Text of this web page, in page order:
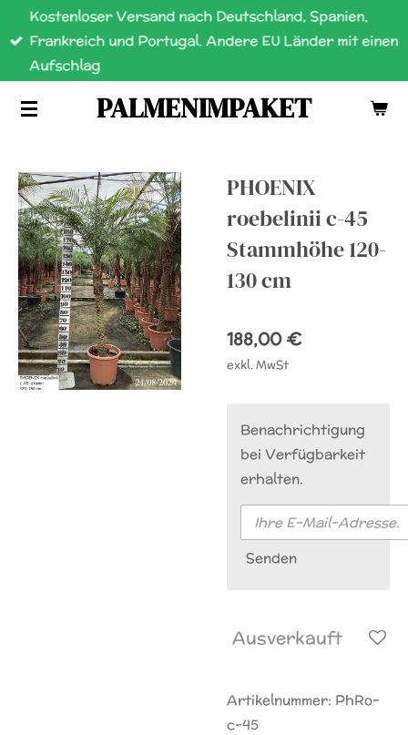
Zum
Hauptinhalt
springen
PALMENIMPAKET
Kostenloser Versand nach Deutschland, Spanien,
Frankreich und Portugal. Andere EU Länder mit einen
Aufschlag
PHOENIX
roebelinii c-45
Stammhöhe 120-
130 cm
188,00 €
exkl. MwSt
Benachrichtigung
bei Verfügbarkeit
erhalten.
Senden
Ausverkauft
Artikelnummer: PhRo-
c-45